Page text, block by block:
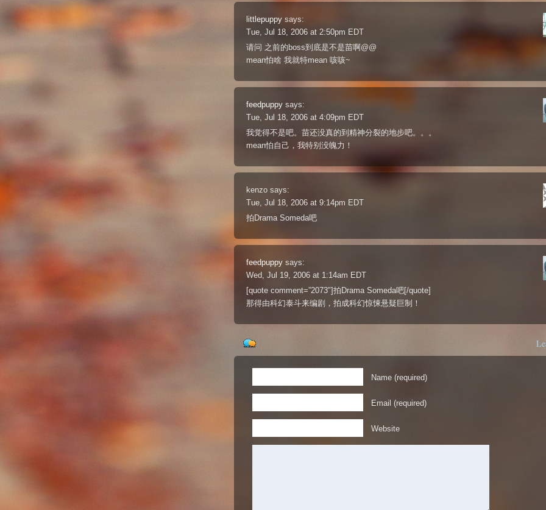
littlepuppy says:
Tue, Jul 18, 2006 at 2:50pm EDT
请问 之前的boss到底是不是苗啊@@
mean怕啥 我就特mean 咳咳~
feedpuppy says:
Tue, Jul 18, 2006 at 4:09pm EDT
我觉得不是吧。苗还没真的到精神分裂的地步吧。。。
mean怕自己，我特别没魄力！
kenzo says:
Tue, Jul 18, 2006 at 9:14pm EDT
拍Drama Someda吧
feedpuppy says:
Wed, Jul 19, 2006 at 1:14am EDT
[quote comment=”2073″]拍Drama Someda吧[/quote]
那得由科幻泰斗来编剧，拍成科幻惊悚悬疑巨制！
Name (required)
Email (required)
Website